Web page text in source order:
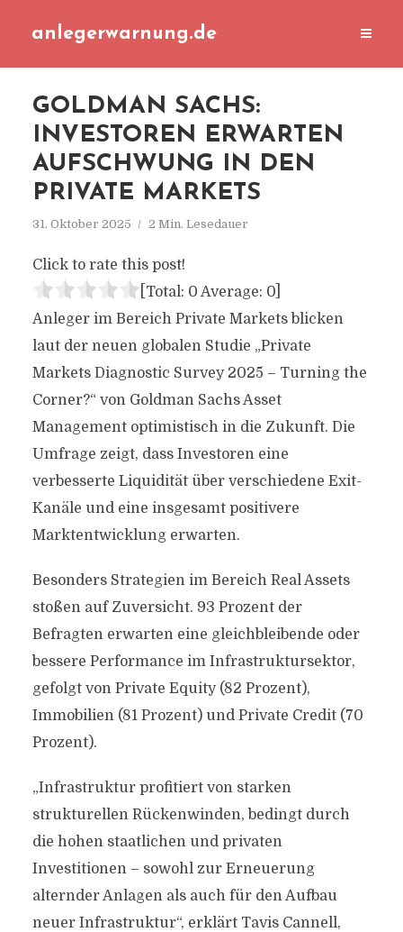
anlegerwarnung.de
GOLDMAN SACHS:
INVESTOREN ERWARTEN
AUFSCHWUNG IN DEN
PRIVATE MARKETS
31. Oktober 2025 2 Min. Lesedauer
Click to rate this post!
[Total: 0 Average: 0]
Anleger im Bereich Private Markets blicken
laut der neuen globalen Studie „Private
Markets Diagnostic Survey 2025 – Turning the
Corner?“ von Goldman Sachs Asset
Management optimistisch in die Zukunft. Die
Umfrage zeigt, dass Investoren eine
verbesserte Liquidität über verschiedene Exit-
Kanäle und eine insgesamt positivere
Marktentwicklung erwarten.
Besonders Strategien im Bereich Real Assets
stoßen auf Zuversicht. 93 Prozent der
Befragten erwarten eine gleichbleibende oder
bessere Performance im Infrastruktursektor,
gefolgt von Private Equity (82 Prozent),
Immobilien (81 Prozent) und Private Credit (70
Prozent).
„Infrastruktur profitiert von starken
strukturellen Rückenwinden, bedingt durch
die hohen staatlichen und privaten
Investitionen – sowohl zur Erneuerung
alternder Anlagen als auch für den Aufbau
neuer Infrastruktur“, erklärt Tavis Cannell,